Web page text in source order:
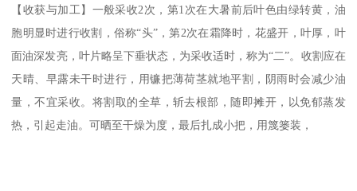
【收获与加工】一般采收2次，第1次在大暑前后叶色由绿转黄，油
胞明显时进行收割，俗称“头”，第2次在霜降时，花盛开，叶厚，叶
面油深发亮，叶片略呈下垂状态，为采收适时，称为“二”。收割应在
天晴、早露未干时进行，用镰把薄荷茎就地平割，阴雨时会减少油
量，不宜采收。将割取的全草，斩去根部，随即摊开，以免郁蒸发
热，引起走油。可晒至干燥为度，最后扎成小把，用篾篓装，